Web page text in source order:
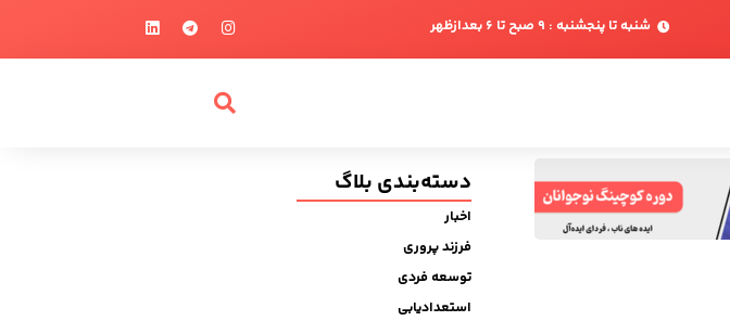
شنبه تا پنجشنبه : 9 صبح تا 6 بعدازظهر
دسته‌بندی بلاگ
اخبار
فرزند پروری
توسعه فردی
استعدادیابی